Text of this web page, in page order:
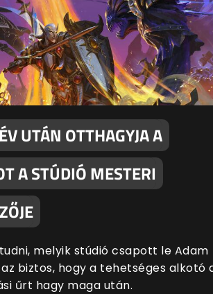
UTÁN OTTHAGYJA A
A STÚDIÓ MESTERI
melyik stúdió csapott le Adam
biztos, hogy a tehetséges alkotó
űrt hagy maga után.